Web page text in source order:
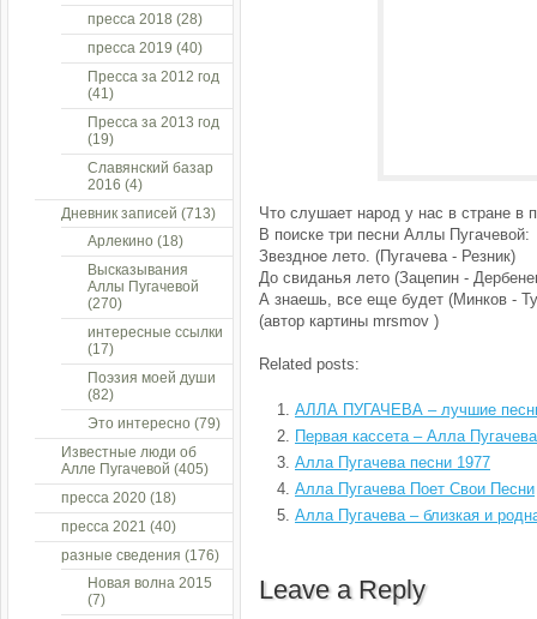
Что слушает народ у нас в стране в
В поиске три песни Аллы Пугачевой:
Звездное лето. (Пугачева - Резник)
До свиданья лето (Зацепин -
А знаешь, все еще будет (Минков -
(автор картины mrsmov )
Related posts:
АЛЛА ПУГАЧЕВА – лучшие
Первая кассета – Алла Пугачева
Алла Пугачева песни 1977
Алла Пугачева Поет Свои Песни
Алла Пугачева – близкая и
Leave a Reply
пресса 2018 (28)
пресса 2019 (40)
Пресса за 2012 год
(41)
Пресса за 2013 год
(19)
Славянский базар
2016 (4)
Дневник записей (713)
Арлекино (18)
Высказывания
Аллы Пугачевой
(270)
интересные ссылки
(17)
Поэзия моей души
(82)
Это интересно (79)
Известные люди об
Алле Пугачевой (405)
пресса 2020 (18)
пресса 2021 (40)
разные сведения (176)
Новая волна 2015
(7)